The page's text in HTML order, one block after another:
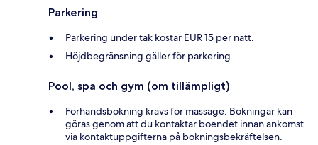
Parkering
Parkering under tak kostar EUR 15 per natt.
Höjdbegränsning gäller för parkering.
Pool, spa och gym (om tillämpligt)
Förhandsbokning krävs för massage. Bokningar kan
göras genom att du kontaktar boendet innan ankomst
via kontaktuppgifterna på bokningsbekräftelsen.